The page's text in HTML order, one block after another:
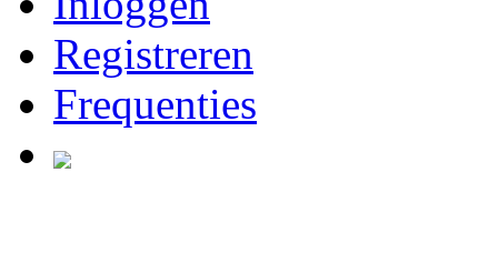
Registreren
Frequenties